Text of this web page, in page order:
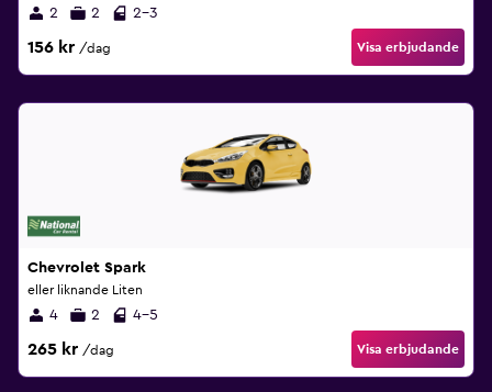
2 2 2-3
156 kr /dag Visa erbjudande
Chevrolet Spark
eller liknande Liten
4 2 4-5
265 kr /dag Visa erbjudande